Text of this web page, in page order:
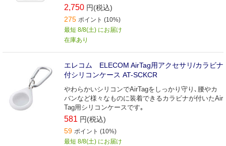
2,750 円(税込)
275 ポイント (10%)
最短 8/8(土) にお届け
在庫あり
エレコム ELECOM AirTag用アクセサリ/カラビナ
付シリコンケース AT-SCKCR
やわらかいシリコンでAirTagをしっかり守り､腰やカ
バンなど様々なものに装着できるカラビナが付いたAir
Tag用シリコンケースです｡
581 円(税込)
59 ポイント (10%)
最短 8/8(土) にお届け